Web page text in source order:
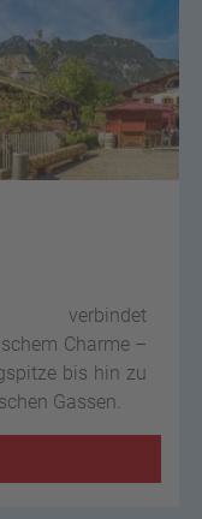
verbindet
Charme –
bis hin zu
Gassen.